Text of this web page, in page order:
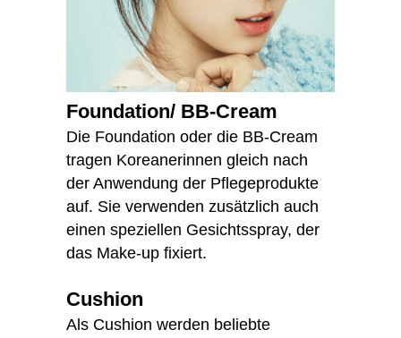
Foundation/ BB-Cream
Die Foundation oder die BB-Cream
tragen Koreanerinnen gleich nach
der Anwendung der Pflegeprodukte
auf. Sie verwenden zusätzlich auch
einen speziellen Gesichtsspray, der
das Make-up fixiert.
Cushion
Als Cushion werden beliebte